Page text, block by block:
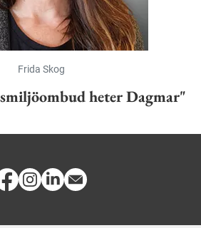
Frida Skog
heter Dagmar"